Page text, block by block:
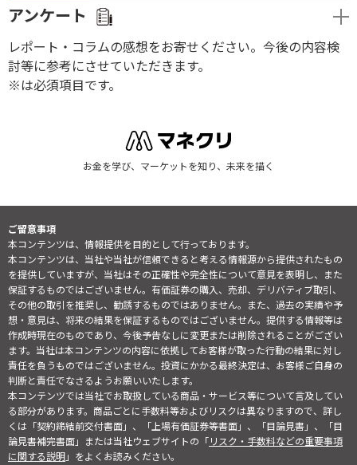
アンケート
レポート・コラムの感想をお寄せください。今後の内容検
討等に参考にさせていただきます。
※は必須項目です。
お金を学び、マーケットを知り、未来を描く
ご留意事項
本コンテンツは、情報提供を目的として行っております。
本コンテンツは、当社や当社が信頼できると考える情報源から提供されたもの
を提供していますが、当社はその正確性や完全性について意見を表明し、また
保証するものではございません。有価証券の購入、売却、デリバティブ取引、
その他の取引を推奨し、勧誘するものではありません。また、過去の実績や予
想・意見は、将来の結果を保証するものではございません。提供する情報等は
作成時現在のものであり、今後予告なしに変更または削除されることがござい
ます。当社は本コンテンツの内容に依拠してお客様が取った行動の結果に対し
責任を負うものではございません。投資にかかる最終決定は、お客様ご自身の
判断と責任でなさるようお願いいたします。
本コンテンツでは当社でお取扱している商品・サービス等について言及してい
る部分があります。商品ごとに手数料等およびリスクは異なりますので、詳し
くは「契約締結前交付書面」、「上場有価証券等書面」、「目論見書」、「目
論見書補完書面」または当社ウェブサイトの「リスク・手数料などの重要事項
に関する説明」をよくお読みください。